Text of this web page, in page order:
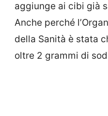
aggiunge ai cibi già
Anche perché
della Sanità è stata
oltre 2 grammi di